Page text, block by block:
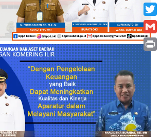
Print